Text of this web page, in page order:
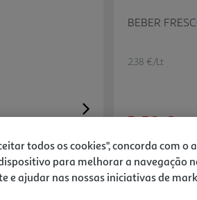
Next
BEBER
2.38 €/Lt
1,19 €
Notas de
todos os cookies", concorda com o
para melhorar a navegação
e ajudar nas nossas iniciativas de